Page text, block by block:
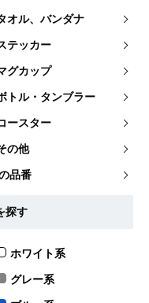
オル、バンダナ
テッカー
グカップ
トル・タンブラー
ースター
の他
品番
探す
ホワイト系
グレー系